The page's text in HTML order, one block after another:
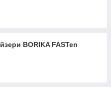
BORIKA FASTen